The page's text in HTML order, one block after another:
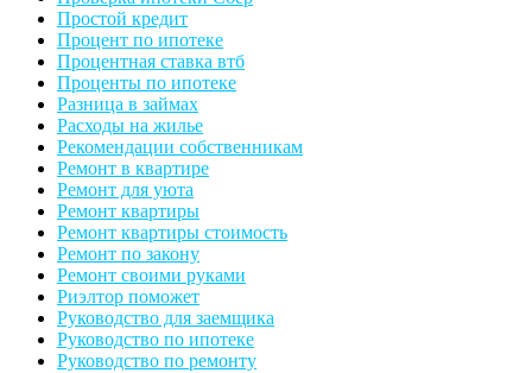
Простой кредит
Процент по ипотеке
Процентная ставка втб
Проценты по ипотеке
Разница в займах
Расходы на жилье
Рекомендации собственникам
Ремонт в квартире
Ремонт для уюта
Ремонт квартиры
Ремонт квартиры стоимость
Ремонт по закону
Ремонт своими руками
Риэлтор поможет
Руководство для заемщика
Руководство по ипотеке
Руководство по ремонту